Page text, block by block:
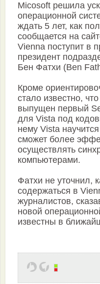
Micosoft решила
операционной
ждать 5 лет, как
сообщается на
Vienna поступит в
президент
Бен Фатхи (Ben
Кроме
стало известно,
выпущен первый
для Vista под
нему Vista
сможет более
осуществлять
компьютерами.
Фатхи не уточнил,
содержаться в
журналистов,
новой
известны в